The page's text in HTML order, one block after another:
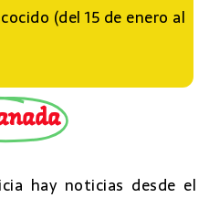
(del 15 de enero al
hay noticias desde el